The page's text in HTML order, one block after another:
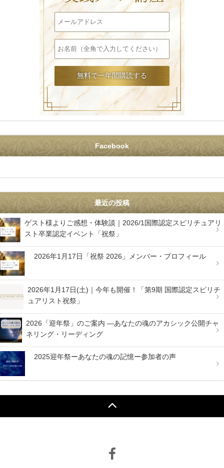
Facebook
最近の投稿
ゲスト様よりご感想・体験談｜2026/1国際認定スピリチュアリ
スト卒業認定イベント「祝祭」
2026年1月17日「祝祭 2026」メンバー・プロフィール
2026年1月17日(土)｜今年も開催！「第9期 国際認定スピリチ
ュアリスト祝祭」
2026「迎年祭」のご案内 —あなたの魂のアカシック公開チャ
ネリング・リーディング
2025迎年祭ーあなたの魂の記憶ー参加者の声